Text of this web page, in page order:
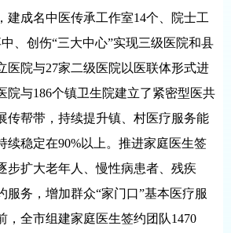
建成名中医传承工作室14个、院士工
、创伤“三大中心”实现三级医院和县
医院与27家二级医院以医联体形式进
院与186个镇卫生院建立了紧密型医共
传帮带，持续提升镇、村医疗服务能
续稳定在90%以上。推进家庭医生签
步扩大老年人、慢性病患者、残疾
服务，增加群众“家门口”基本医疗服
，全市组建家庭医生签约团队1470